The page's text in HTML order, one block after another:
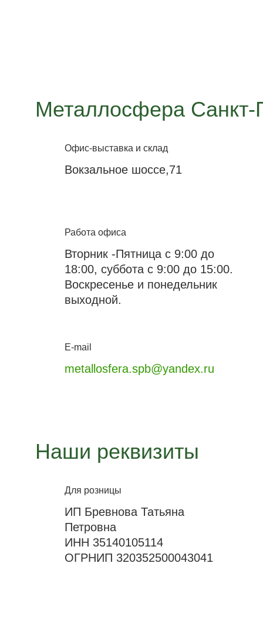
Металлосфера Санкт-
Офис-выставка и склад
Вокзальное шоссе,71
Работа офиса
Вторник -Пятница с 9:00 до
18:00, суббота с 9:00 до 15:00.
Воскресенье и понедельник
выходной.
E-mail
metallosfera.spb@yandex.ru
Наши реквизиты
Для розницы
ИП Бревнова Татьяна
Петровна
ИНН 35140105114
ОГРНИП 320352500043041